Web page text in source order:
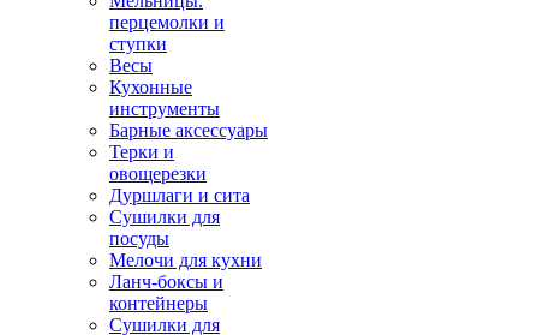
перцемолки и
ступки
Весы
Кухонные
инструменты
Барные аксессуары
Терки и
овощерезки
Дуршлаги и сита
Сушилки для
посуды
Мелочи для кухни
Ланч-боксы и
контейнеры
Сушилки для